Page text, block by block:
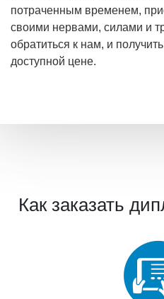
потраченным временем,
своими нервами, силами и
обратиться к нам, и
доступной цене.
Как заказать